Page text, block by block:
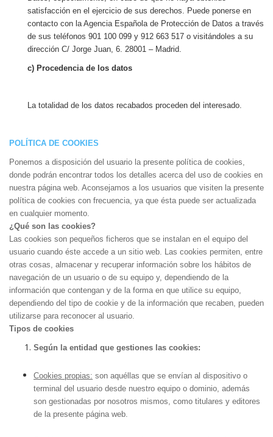
satisfacción en el ejercicio de sus derechos. Puede ponerse en
contacto con la Agencia Española de Protección de Datos a través
de sus teléfonos 901 100 099 y 912 663 517 o visitándoles a su
dirección C/ Jorge Juan, 6. 28001 – Madrid.
c) Procedencia de los datos
La totalidad de los datos recabados proceden del interesado.
POLÍTICA DE COOKIES
Ponemos a disposición del usuario la presente política de cookies,
donde podrán encontrar todos los detalles acerca del uso de cookies en
nuestra página web. Aconsejamos a los usuarios que visiten la presente
política de cookies con frecuencia, ya que ésta puede ser actualizada
en cualquier momento.
¿Qué son las cookies?
Las cookies son pequeños ficheros que se instalan en el equipo del
usuario cuando éste accede a un sitio web. Las cookies permiten, entre
otras cosas, almacenar y recuperar información sobre los hábitos de
navegación de un usuario o de su equipo y, dependiendo de la
información que contengan y de la forma en que utilice su equipo,
dependiendo del tipo de cookie y de la información que recaben, pueden
utilizarse para reconocer al usuario.
Tipos de cookies
Según la entidad que gestiones las cookies:
Cookies propias: son aquéllas que se envían al dispositivo o
terminal del usuario desde nuestro equipo o dominio, además
son gestionadas por nosotros mismos, como titulares y editores
de la presente página web.